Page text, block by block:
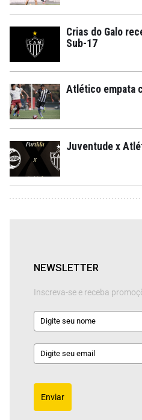
Crias do Galo
Sub-17
Atlético empata
Juventude x
NEWSLETTER
Inscreva-se e receba
Enviar